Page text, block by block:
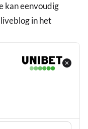
kan eenvoudig
in het